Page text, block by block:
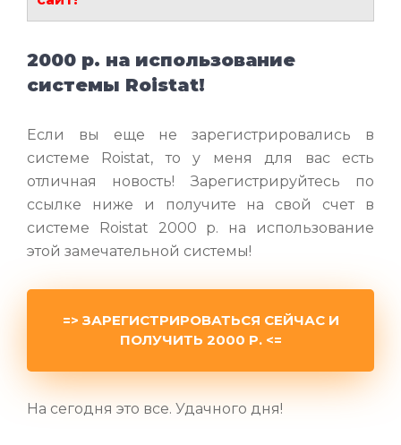
2000 р. на использование
системы Roistat!
Если вы еще не зарегистрировались в
системе Roistat, то у меня для вас есть
отличная новость! Зарегистрируйтесь по
ссылке ниже и получите на свой счет в
системе Roistat 2000 р. на использование
этой замечательной системы!
=> ЗАРЕГИСТРИРОВАТЬСЯ СЕЙЧАС И
ПОЛУЧИТЬ 2000 Р. <=
На сегодня это все. Удачного дня!